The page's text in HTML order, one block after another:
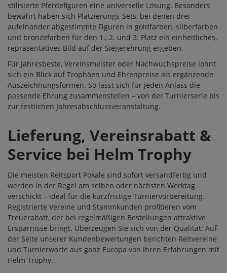
stilisierte Pferdefiguren eine universelle Lösung. Besonders
bewährt haben sich Platzierungs-Sets, bei denen drei
aufeinander abgestimmte Figuren in goldfarben, silberfarben
und bronzefarben für den 1., 2. und 3. Platz ein einheitliches,
repräsentatives Bild auf der Siegerehrung ergeben.
Für Jahresbeste, Vereinsmeister oder Nachwuchspreise lohnt
sich ein Blick auf Trophäen und Ehrenpreise als ergänzende
Auszeichnungsformen. So lässt sich für jeden Anlass die
passende Ehrung zusammenstellen – von der Turnierserie bis
zur festlichen Jahresabschlussveranstaltung.
Lieferung, Vereinsrabatt &
Service bei Helm Trophy
Die meisten Reitsport Pokale sind sofort versandfertig und
werden in der Regel am selben oder nächsten Werktag
verschickt – ideal für die kurzfristige Turniervorbereitung.
Registrierte Vereine und Stammkunden profitieren vom
Treuerabatt, der bei regelmäßigen Bestellungen attraktive
Ersparnisse bringt. Überzeugen Sie sich von der Qualität: Auf
der Seite unserer Kundenbewertungen berichten Reitvereine
und Turnierwarte aus ganz Europa von ihren Erfahrungen mit
Helm Trophy.